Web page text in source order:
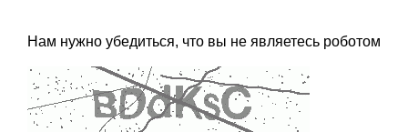
Нам нужно убедиться, что вы не являетесь роботом